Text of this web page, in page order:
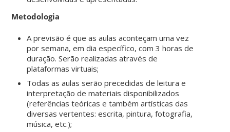
Metodologia
A previsão é que as aulas aconteçam uma vez
por semana, em dia específico, com 3 horas de
duração. Serão realizadas através de
plataformas virtuais;
Todas as aulas serão precedidas de leitura e
interpretação de materiais disponibilizados
(referências teóricas e também artísticas das
diversas vertentes: escrita, pintura, fotografia,
música, etc.);